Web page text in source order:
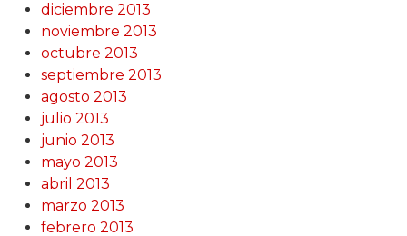
diciembre 2013
noviembre 2013
octubre 2013
septiembre 2013
agosto 2013
julio 2013
junio 2013
mayo 2013
abril 2013
marzo 2013
febrero 2013